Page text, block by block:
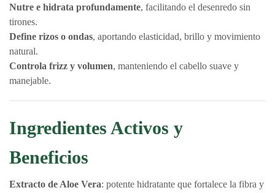
Nutre e hidrata profundamente, facilitando el desenredo sin
tirones.
Define rizos o ondas, aportando elasticidad, brillo y movimiento
natural.
Controla frizz y volumen, manteniendo el cabello suave y
manejable.
Ingredientes Activos y
Beneficios
Extracto de Aloe Vera: potente hidratante que fortalece la fibra y